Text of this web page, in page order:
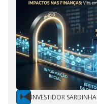
INVESTIDOR SARDINHA